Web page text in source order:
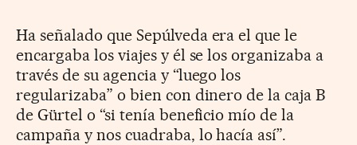
Ha señalado que Sepúlveda era el que le
encargaba los viajes y él se los organizaba a
través de su agencia y “luego los
regularizaba” o bien con dinero de la caja B
de Gürtel o “si tenía beneficio mío de la
campaña y nos cuadraba, lo hacía así”.